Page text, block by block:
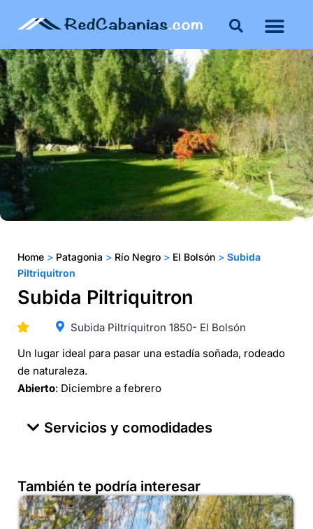
Home > Patagonia > Río Negro > El Bolsón > Subida
Piltriquitron
Subida Piltriquitron
Subida Piltriquitron 1850- El Bolsón
Un lugar ideal para pasar una estadía soñada, rodeado
de naturaleza.
Abierto: Diciembre a febrero
Servicios y comodidades
También te podría interesar